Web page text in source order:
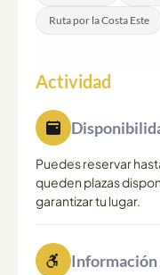
Ruta por la Costa Este
Actividad
Puedes reservar
queden plazas
garantizar tu lugar.